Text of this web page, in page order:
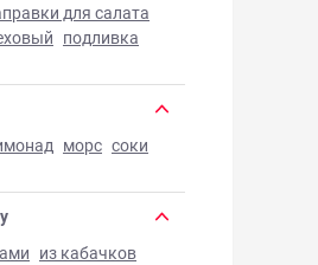
для салата
подливка
морс соки
из кабачков